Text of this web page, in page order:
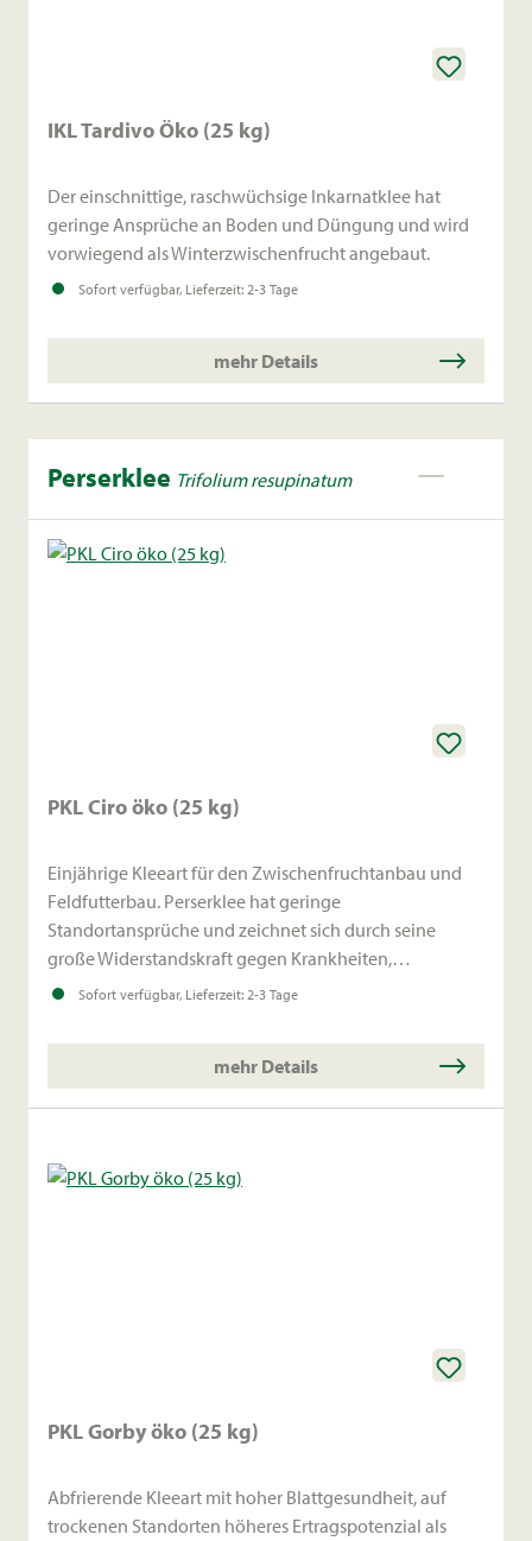
IKL Tardivo Öko (25 kg)
Der einschnittige, raschwüchsige Inkarnatklee hat
geringe Ansprüche an Boden und Düngung und wird
vorwiegend als Winterzwischenfrucht angebaut.
Sofort verfügbar, Lieferzeit: 2-3 Tage
mehr Details
Perserklee Trifolium resupinatum
PKL Ciro öko (25 kg)
Einjährige Kleeart für den Zwischenfruchtanbau und
Feldfutterbau. Perserklee hat geringe
Standortansprüche und zeichnet sich durch seine
große Widerstandskraft gegen Krankheiten,
insbesondere gegen Stängelbrenner aus. Perserklee
Winter friert er vollständig ab.
Sofort verfügbar, Lieferzeit: 2-3 Tage
mehr Details
PKL Gorby öko (25 kg)
Abfrierende Kleeart mit hoher Blattgesundheit, auf
trockenen Standorten höheres Ertragspotenzial als